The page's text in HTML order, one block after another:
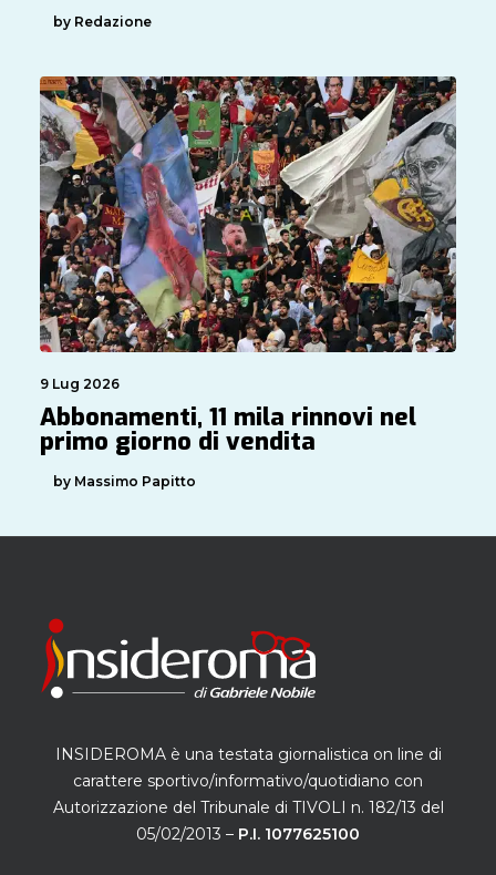
by Redazione
9 Lug 2026
Abbonamenti, 11 mila rinnovi nel
primo giorno di vendita
by Massimo Papitto
INSIDEROMA è una testata giornalistica on line di
carattere sportivo/informativo/quotidiano con
Autorizzazione del Tribunale di TIVOLI n. 182/13 del
05/02/2013 – P.I. 1077625100